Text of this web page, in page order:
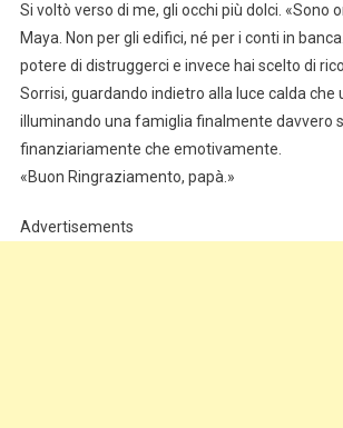
Si voltò verso di me, gli occhi più dolci. «Sono
Maya. Non per gli edifici, né per i conti in
potere di distruggerci e invece hai scelto di
Sorrisi, guardando indietro alla luce calda che
illuminando una famiglia finalmente davvero
finanziariamente che emotivamente.
«Buon Ringraziamento, papà.»
Advertisements